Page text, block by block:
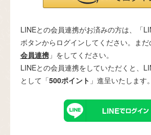
LINEとの会員連携がお済みの方は、「
ボタンからログインしてください。ま
会員連携」をしてください。
LINEとの会員連携をしていただくと、
として「500ポイント 」進呈いたします。